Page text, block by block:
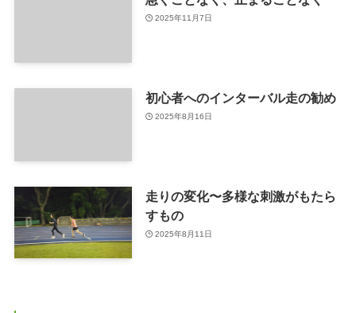
2025年11月7日
初心者へのインターバル走の勧め
2025年8月16日
走りの変化〜多様な刺激がもたら
すもの
2025年8月11日